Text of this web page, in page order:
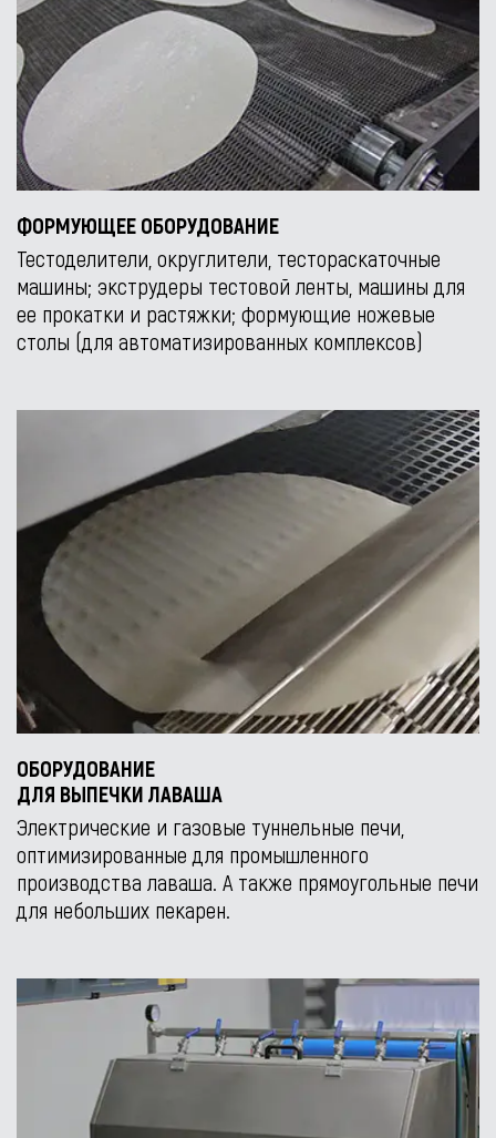
ФОРМУЮЩЕЕ ОБОРУДОВАНИЕ
Тестоделители, округлители, тестораскаточные
машины; экструдеры тестовой ленты, машины для
ее прокатки и растяжки; формующие ножевые
столы (для автоматизированных комплексов)
ОБОРУДОВАНИЕ
ДЛЯ ВЫПЕЧКИ ЛАВАША
Электрические и газовые туннельные печи,
оптимизированные для промышленного
производства лаваша. А также прямоугольные печи
для небольших пекарен.